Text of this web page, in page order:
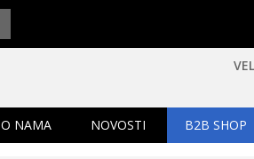
O NAMA NOVOSTI B2B SHOP